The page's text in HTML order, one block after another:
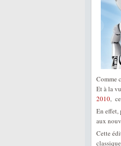
Comme
Et à la
2010,
En effet,
aux
Cette